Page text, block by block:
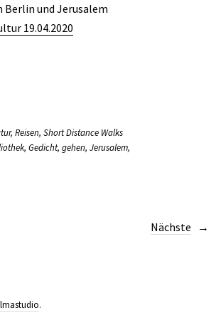
Berlin und Jerusalem
19.04.2020
, Reisen, Short Distance Walks
, Gedicht, gehen, Jerusalem,
Nächste
.